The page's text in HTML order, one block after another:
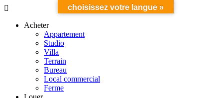
Acheter
Appartement
Studio
Villa
Terrain
Bureau
Local commercial
Ferme
choisissez votre langue »